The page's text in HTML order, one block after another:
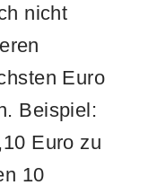
nicht
Euro
Beispiel:
Euro zu
10